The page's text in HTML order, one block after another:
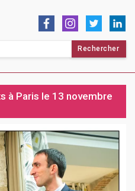
à Paris le 13 novembre